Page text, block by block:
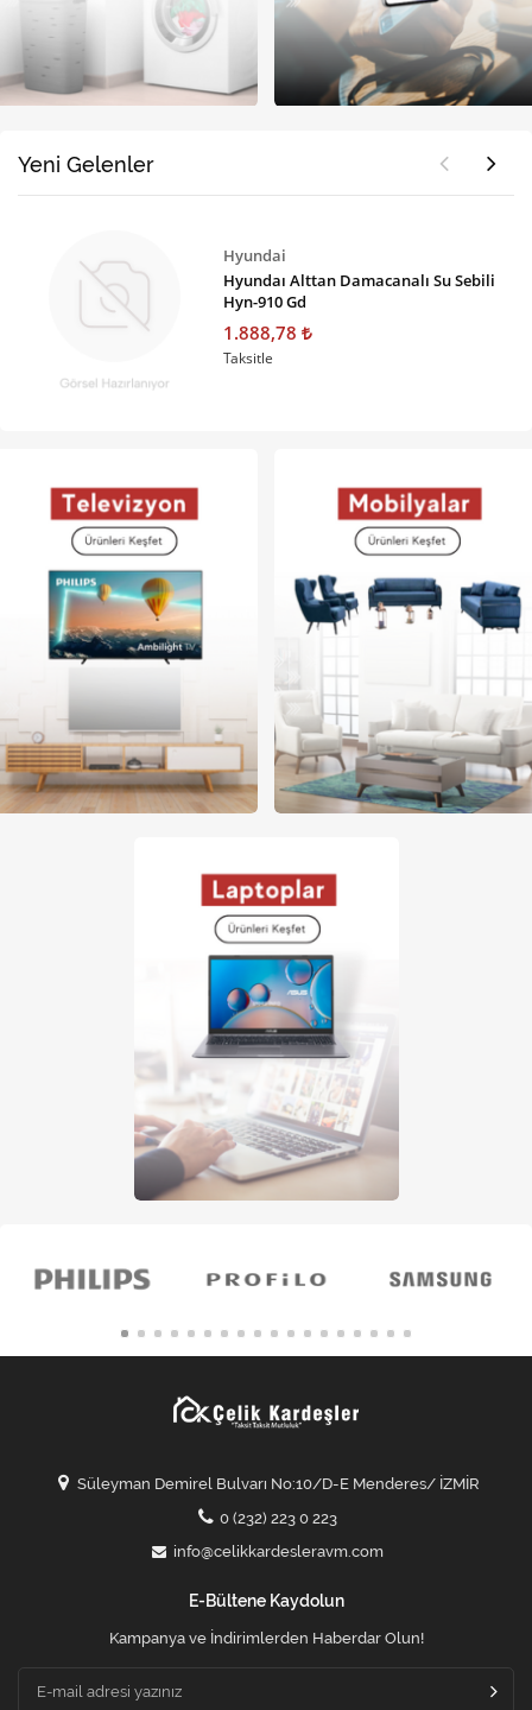
Yeni Gelenler
Hyundai
Hyundaı Alttan Damacanalı Su Sebili
Hyn-910 Gd
1.888,78
Taksitle
Süleyman Demirel Bulvarı No:10/D-E Menderes/ İZMİR
0 (232) 223 0 223
info@celikkardesleravm.com
E-Bültene Kaydolun
Kampanya ve İndirimlerden Haberdar Olun!